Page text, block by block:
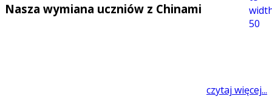
Nasza wymiana uczniów z Chinami
czytaj więcej...